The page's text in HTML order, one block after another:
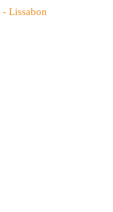
Lissabon